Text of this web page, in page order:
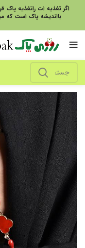
اگر تغذیه ات راتغذیه
بااندیشه پاک است که